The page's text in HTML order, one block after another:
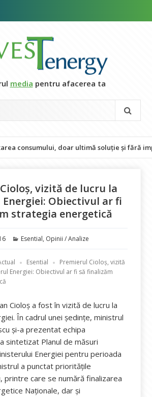
media pentru afacerea ta
doar ultimă soluție și fără impact
vizită de lucru la
Obiectivul ar fi
strategia energetică
Categorii
Esential, Opinii / Analize
Esential
Premierul Cioloș, vizită
Energiei: Obiectivul ar fi să finalizăm
Cioloș a fost în vizită de lucru la
În cadrul unei ședințe, ministrul
și-a prezentat echipa
sintetizat Planul de măsuri
Energiei pentru perioada
a punctat prioritățile
printre care se numără finalizarea
Naționale, dar și